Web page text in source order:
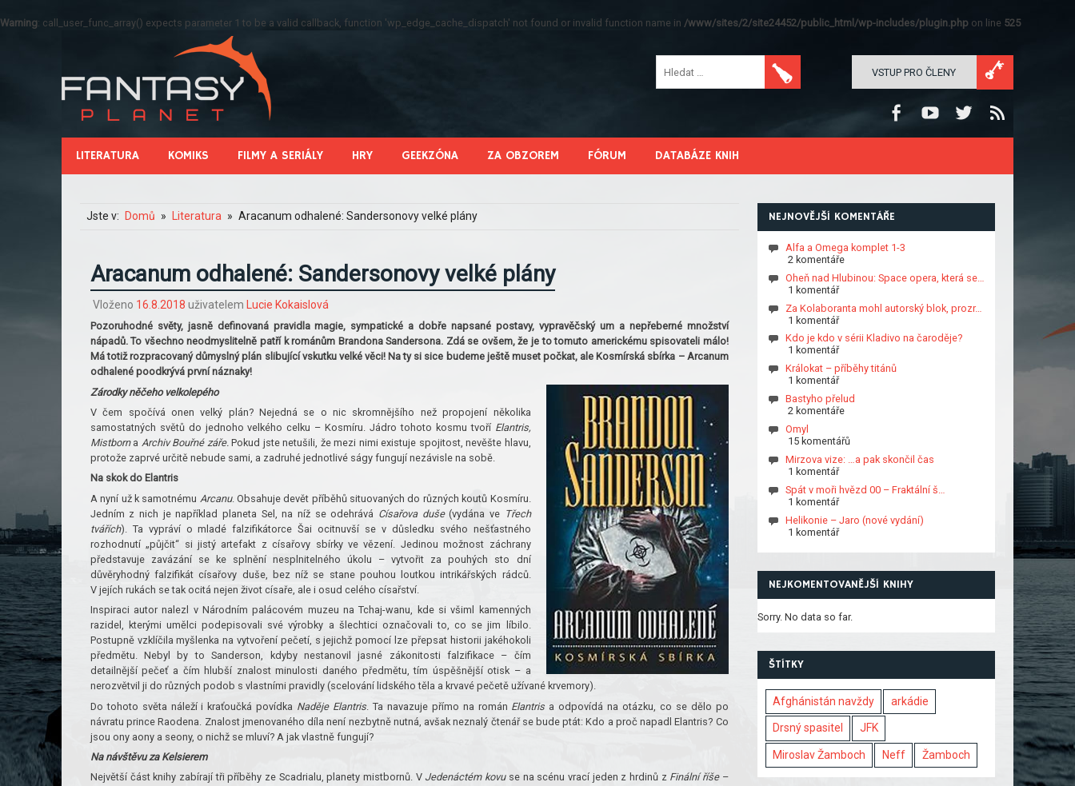
Warning: call_user_func_array() expects parameter 1 to be a valid callback, function 'wp_edge_cache_dispatch' not found or invalid function name in /www/sites/2/site24452/public_html/wp-includes/plugin.php on line 525
VSTUP PRO ČLENY
LITERATURA KOMIKS FILMY A SERIÁLY HRY GEEKZÓNA ZA OBZOREM FÓRUM DATABÁZE KNIH
Jste v: Domů Literatura Aracanum odhalené: Sandersonovy velké plány
Aracanum odhalené: Sandersonovy velké plány
Vloženo 16.8.2018 uživatelem Lucie Kokaislová
Pozoruhodné světy, jasně definovaná pravidla magie, sympatické a dobře napsané postavy, vypravěčský um a nepřeberné množství
nápadů. To všechno neodmyslitelně patří k románům Brandona Sandersona. Zdá se ovšem, že je to tomuto americkému spisovateli málo!
Má totiž rozpracovaný důmyslný plán slibující vskutku velké věci! Na ty si sice budeme ještě muset počkat, ale Kosmírská sbírka – Arcanum
odhalené poodkrývá první náznaky!
Zárodky něčeho velkolepého
V čem spočívá onen velký plán? Nejedná se o nic skromnějšího než propojení několika
samostatných světů do jednoho velkého celku – Kosmíru. Jádro tohoto kosmu tvoří Elantris,
Mistborn a Archiv Bouřné záře.Pokud jste netušili, že mezi nimi existuje spojitost, nevěšte hlavu,
protože zaprvé určitě nebude sami, a zadruhé jednotlivé ságy fungují nezávisle na sobě.
Na skok do Elantris
A nyní už k samotnému Arcanu. Obsahuje devět příběhů situovaných do různých koutů Kosmíru.
Jedním z nich je například planeta Sel, na níž se odehrává Císařova duše(vydána ve Třech
tvářích). Ta vypráví o mladé falzifikátorce Šai ocitnuvší se v důsledku svého nešťastného
rozhodnutí „půjčit“ si jistý artefakt z císařovy sbírky ve vězení. Jedinou možnost záchrany
představuje zavázání se ke splnění nesplnitelného úkolu – vytvořit za pouhých sto dní
důvěryhodný falzifikát císařovy duše, bez níž se stane pouhou loutkou intrikářských rádců.
V jejích rukách se tak ocitá nejen život císaře, ale i osud celého císařství.
Inspiraci autor nalezl v Národním palácovém muzeu na Tchaj-wanu, kde si všiml kamenných
razidel, kterými umělci podepisovali své výrobky a šlechtici označovali to, co se jim líbilo.
Postupně vzklíčila myšlenka na vytvoření pečetí, s jejichž pomocí lze přepsat historii jakéhokoli
předmětu. Nebyl by to Sanderson, kdyby nestanovil jasné zákonitosti falzifikace – čím
detailnější pečeť a čím hlubší znalost minulosti daného předmětu, tím úspěšnější otisk – a
nerozvětvil ji do různých podob s vlastními pravidly (scelování lidského těla a krvavé pečetě užívané krvemory).
Do tohoto světa náleží i kraťoučká povídka Naděje Elantris. Ta navazuje přímo na román Elantris a odpovídá na otázku, co se dělo po
návratu prince Raodena. Znalost jmenovaného díla není nezbytně nutná, avšak neznalý čtenář se bude ptát: Kdo a proč napadl Elantris? Co
jsou ony aony a seony, o nichž se mluví? A jak vlastně fungují?
Na návštěvu za Kelsierem
Největší část knihy zabírají tři příběhy ze Scadrialu, planety mistbornů. V Jedenáctém kovu se na scénu vrací jeden z hrdinů z Finální říše–
NEJNOVĚJŠÍ KOMENTÁŘE
Alfa a Omega komplet 1-3
2 komentáře
Oheň nad Hlubinou: Space opera, která se…
1 komentář
Za Kolaboranta mohl autorský blok, prozr…
1 komentář
Kdo je kdo v sérii Kladivo na čaroděje?
1 komentář
Králokat – příběhy titánů
1 komentář
Bastyho přelud
2 komentáře
Omyl
15 komentářů
Mirzova vize: …a pak skončil čas
1 komentář
Spát v moři hvězd 00 – Fraktální š…
1 komentář
Helikonie – Jaro (nové vydání)
1 komentář
NEJKOMENTOVANĚJŠÍ KNIHY
Sorry. No data so far.
ŠTÍTKY
Afghánistán navždy arkádie
Drsný spasitel JFK
Miroslav Žamboch Neff Žamboch